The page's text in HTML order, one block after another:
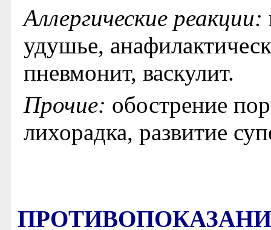
Аллергические реакции:
удушье,
пневмонит, васкулит.
Прочие: обострение
лихорадка, развитие